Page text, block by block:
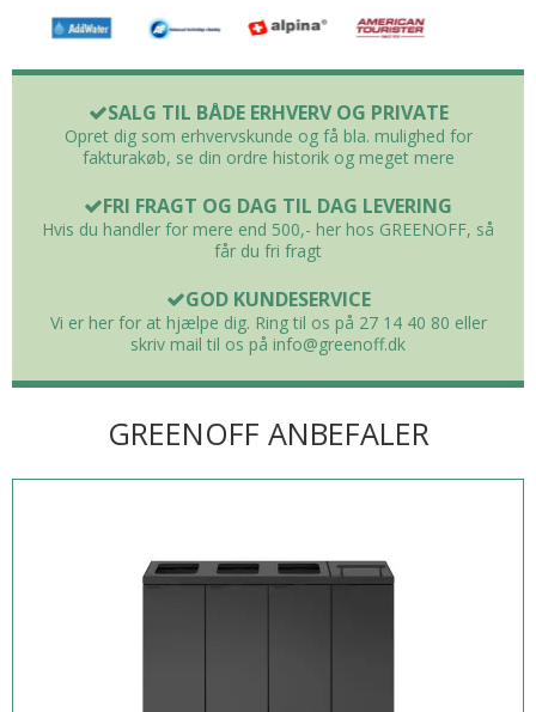
SALG TIL BÅDE ERHVERV OG PRIVATE
Opret dig som erhvervskunde og få bla. mulighed for
fakturakøb, se din ordre historik og meget mere
FRI FRAGT OG DAG TIL DAG LEVERING
Hvis du handler for mere end 500,- her hos GREENOFF, så
får du fri fragt
GOD KUNDESERVICE
Vi er her for at hjælpe dig. Ring til os på 27 14 40 80 eller
skriv mail til os på info@greenoff.dk
GREENOFF ANBEFALER